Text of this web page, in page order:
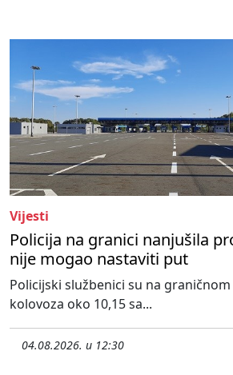
Vijesti
Policija na granici nanjušila
nije mogao nastaviti put
Policijski službenici su na graničnom
kolovoza oko 10,15 sa...
04.08.2026. u 12:30